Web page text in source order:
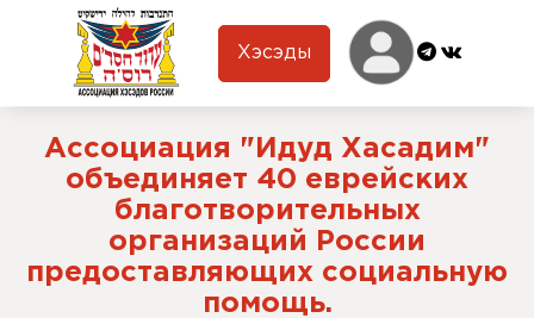
Хэсэды
Ассоциация "Идуд Хасадим"
объединяет 40 еврейских
благотворительных
организаций России
предоставляющих социальную
помощь.